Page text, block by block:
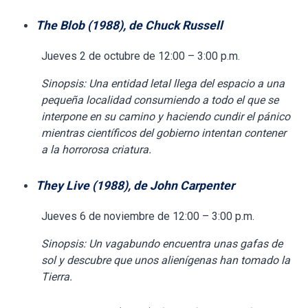
The Blob (1988), de Chuck Russell
Jueves 2 de octubre de 12:00 – 3:00 p.m.
Sinopsis: Una entidad letal llega del espacio a una
pequeña localidad consumiendo a todo el que se
interpone en su camino y haciendo cundir el pánico
mientras científicos del gobierno intentan contener
a la horrorosa criatura.
They Live (1988), de John Carpenter
Jueves 6 de noviembre de 12:00 – 3:00 p.m.
Sinopsis: Un vagabundo encuentra unas gafas de
sol y descubre que unos alienígenas han tomado la
Tierra.